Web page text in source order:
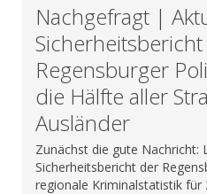
Nachgefragt |
Regensburger
die Hälfte aller
Ausländer
Zunächst die gute Nachricht:
Sicherheitsbericht der
regionale Kriminalstatistik für